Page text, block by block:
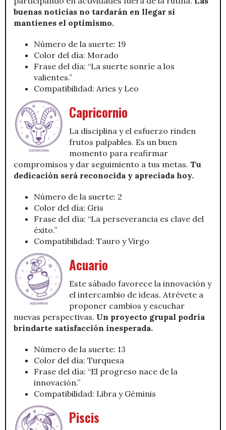
buenas noticias no tardarán en llegar si
mantienes el optimismo.
Número de la suerte: 19
Color del día: Morado
Frase del día: “La suerte sonríe a los
valientes.”
Compatibilidad: Aries y Leo
Capricornio
La disciplina y el esfuerzo rinden
frutos palpables. Es un buen
momento para reafirmar
compromisos y dar seguimiento a tus metas. Tu
dedicación será reconocida y apreciada hoy.
Número de la suerte: 2
Color del día: Gris
Frase del día: “La perseverancia es clave del
éxito.”
Compatibilidad: Tauro y Virgo
Acuario
Este sábado favorece la innovación y
el intercambio de ideas. Atrévete a
proponer cambios y escuchar
nuevas perspectivas. Un proyecto grupal podría
brindarte satisfacción inesperada.
Número de la suerte: 13
Color del día: Turquesa
Frase del día: “El progreso nace de la
innovación.”
Compatibilidad: Libra y Géminis
Piscis